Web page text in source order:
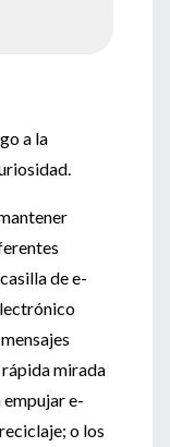
a la
de e-
rápida mirada
empujar e-
o los